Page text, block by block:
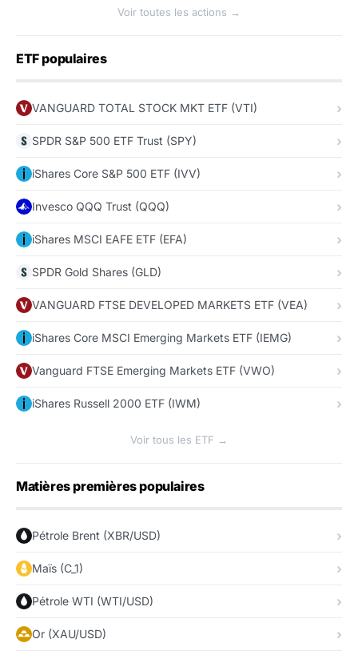
Voir toutes les actions →
ETF populaires
VANGUARD TOTAL STOCK MKT ETF (VTI)
SPDR S&P 500 ETF Trust (SPY)
iShares Core S&P 500 ETF (IVV)
Invesco QQQ Trust (QQQ)
iShares MSCI EAFE ETF (EFA)
SPDR Gold Shares (GLD)
VANGUARD FTSE DEVELOPED MARKETS ETF (VEA)
iShares Core MSCI Emerging Markets ETF (IEMG)
Vanguard FTSE Emerging Markets ETF (VWO)
iShares Russell 2000 ETF (IWM)
Voir tous les ETF →
Matières premières populaires
Pétrole Brent (XBR/USD)
Maïs (C_1)
Pétrole WTI (WTI/USD)
Or (XAU/USD)